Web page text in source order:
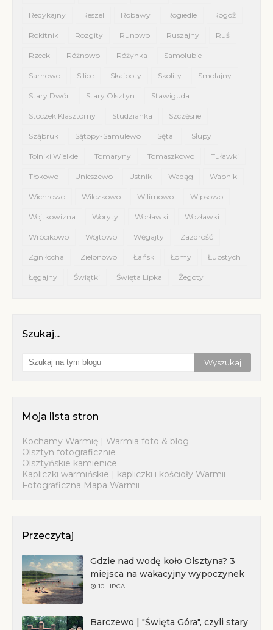
Redykajny Reszel Robawy Rogiedle Rogóż
Rokitnik Rozgity Runowo Ruszajny Ruś
Rzeck Różnowo Różynka Samolubie
Sarnowo Silice Skajboty Skolity Smolajny
Stary Dwór Stary Olsztyn Stawiguda
Stoczek Klasztorny Studzianka Szczęsne
Sząbruk Sątopy-Samulewo Sętal Słupy
Tolniki Wielkie Tomaryny Tomaszkowo Tuławki
Tłokowo Unieszewo Ustnik Wadąg Wapnik
Wichrowo Wilczkowo Wilimowo Wipsowo
Wojtkowizna Woryty Worławki Wozławki
Wrócikowo Wójtowo Węgajty Zazdrość
Zgniłocha Zielonowo Łańsk Łomy Łupstych
Łęgajny Świątki Święta Lipka Żegoty
Szukaj...
Moja lista stron
Kochamy Warmię | Warmia foto & blog
Olsztyn fotograficznie
Olsztyńskie kamienice
Kapliczki warmińskie | kapliczki i kościoły Warmii
Fotograficzna Mapa Warmii
Przeczytaj
Gdzie nad wodę koło Olsztyna? 3
miejsca na wakacyjny wypoczynek
10 LIPCA
Barczewo | "Święta Góra", czyli stary